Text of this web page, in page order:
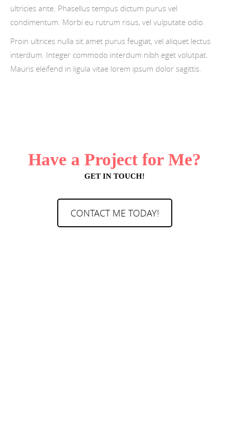
ultricies ante. Phasellus tempus dictum purus vel
condimentum. Morbi eu rutrum risus, vel vulputate odio.
Proin ultrices nulla sit amet purus feugiat, vel aliquet lectus
interdum. Integer commodo interdum nibh eget volutpat.
Mauris eleifend in ligula vitae lorem ipsum dolor sagittis.
Have a Project for Me?
GET IN TOUCH!
CONTACT ME TODAY!